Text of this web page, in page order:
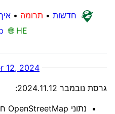
חדשות • תרומה •
🌐 HE
12, 2024
גרסת נובמבר 2024.11.12:
נתוני OpenStreetMap חדשים נכון ל-7 בנובמבר